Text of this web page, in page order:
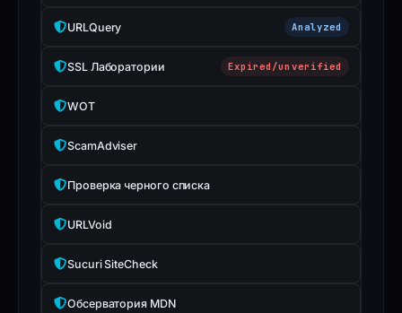
URLQuery Analyzed
SSL Лаборатории Expired/unverified
WOT
ScamAdviser
Проверка черного списка
URLVoid
Sucuri SiteCheck
Обсерватория MDN